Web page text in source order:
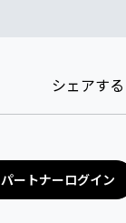
シェアする
パートナーログイン